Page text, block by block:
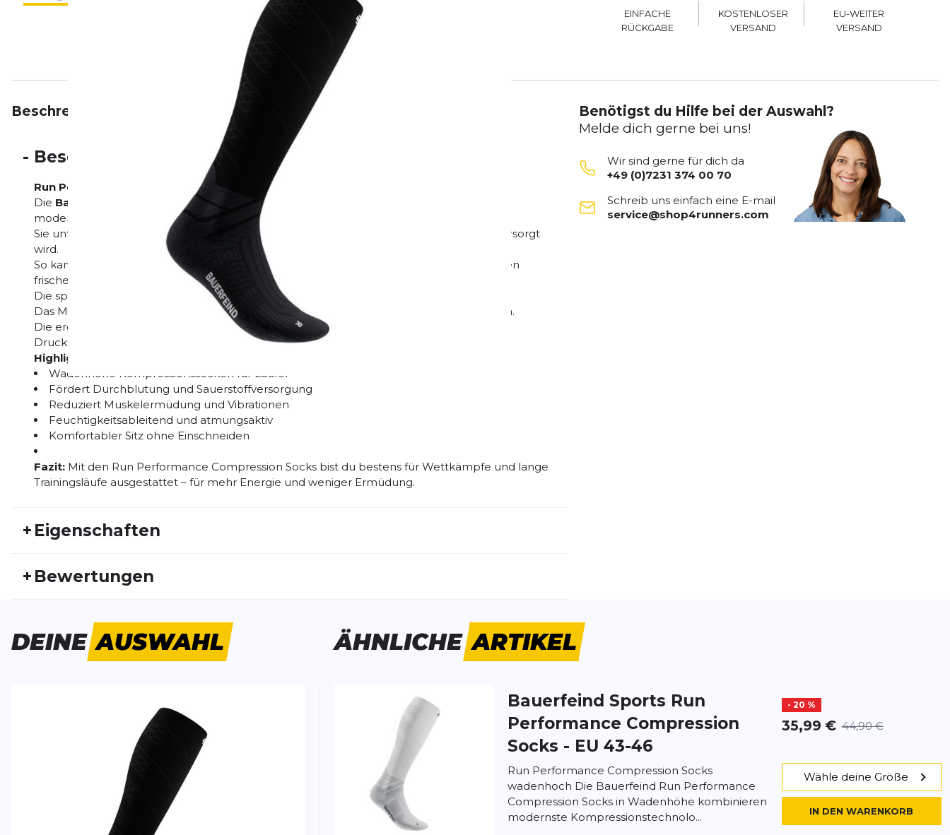
EINFACHE
RÜCKGABE
KOSTENLOSER
VERSAND
EU-WEITER
VERSAND
Beschreibung Bewertungen
- Beschreibung
Run Performance Compression Socks wadenhoch
Die Bauerfeind Run Performance Compression Socks
modernste
Kompressionstechnologie
mit maximalem Tragekomfort.
Sie unterstützen die Blutzirkulation, wodurch die Muskulatur effizienter mit Sauerstoff versorgt
wird.
So kannst du länger durchhalten und deine Beine fühlen sich auch nach intensiven Läufen
frischer an.
Die spezielle Strickstruktur reduziert Muskelvibrationen und beugt Überlastungen vor.
Das Material ist atmungsaktiv, schnell trocknend und sorgt für ein angenehmes Fußklima.
Die ergonomische Passform verhindert Blasenbildung und garantiert festen Halt ohne
Druckstellen.
Highlights:
Wadenhohe Kompressionssocken für Läufer
Fördert Durchblutung und Sauerstoffversorgung
Reduziert Muskelermüdung und Vibrationen
Feuchtigkeitsableitend und atmungsaktiv
Komfortabler Sitz ohne Einschneiden
Fazit: Mit den Run Performance Compression Socks bist du bestens für Wettkämpfe und lange
Trainingsläufe ausgestattet – für mehr Energie und weniger Ermüdung.
+ Eigenschaften
Geschlecht:
+ Bewertungen
Bisher hat noch niemand dieses Produkt bewertet.
SCHREIBE EINE BEWERTUNG
Run Performance Compression
Benötigst du Hilfe bei der Auswahl?
Melde dich gerne bei uns!
Wir sind gerne für dich da
+49 (0)7231 374 00 70
Schreib uns einfach eine E-mail
service@shop4runners.com
DEINEAUSWAHL ÄHNLICHEARTIKEL
Bauerfeind Sports Run
Performance Compression
Socks - EU 43-46
- 20 %
35,99 € 44,90 €
Run Performance Compression Socks
wadenhoch Die Bauerfeind Run Performance
Compression Socks in Wadenhöhe kombinieren
modernste Kompressionstechnolo...
Wähle deine Größe
IN DEN WARENKORB